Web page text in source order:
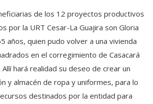
de los 12 proyectos productivos
por la URT Cesar-La Guajira son Gloria
años, quien pudo volver a una vivienda
en el corregimiento de Casacará
Allí hará realidad su deseo de crear un
y almacén de ropa y uniformes, para lo
destinados por la entidad para